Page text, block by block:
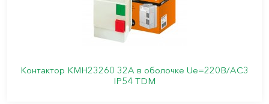
Контактор КМН23260 32А в оболочке Ue=220В/АС3
IP54 TDM